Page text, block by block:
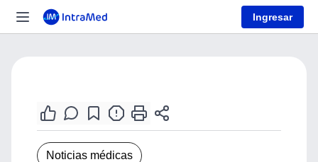
Ingresar
Noticias médicas